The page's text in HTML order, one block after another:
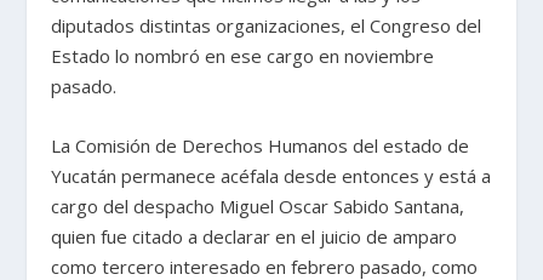
diputados distintas organizaciones, el Congreso del
Estado lo nombró en ese cargo en noviembre
pasado.
La Comisión de Derechos Humanos del estado de
Yucatán permanece acéfala desde entonces y está a
cargo del despacho Miguel Oscar Sabido Santana,
quien fue citado a declarar en el juicio de amparo
como tercero interesado en febrero pasado, como